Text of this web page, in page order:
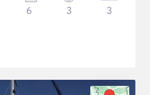
6 3 3